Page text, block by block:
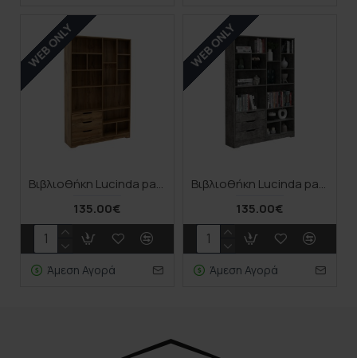
WEB ONLY
Βιβλιοθήκη Lucinda pakoworld oak 120x29.8x180.5εκ
135.00€
Άμεση Αγορά
WEB ONLY
Βιβλιοθήκη Lucinda pakoworld γκρι oak 120x29.8x180.5εκ
135.00€
Άμεση Αγορά